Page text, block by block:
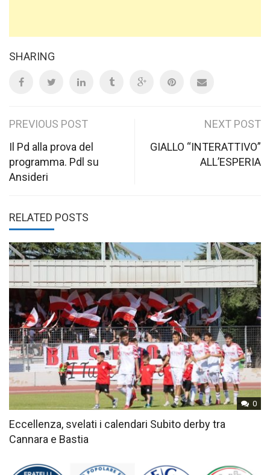
SHARING
Post
navigation
PREVIOUS POST
Il Pd alla prova del
programma. Pdl su
Ansideri
NEXT POST
GIALLO “INTERATTIVO”
ALL’ESPERIA
RELATED POSTS
0
Eccellenza, svelati i calendari Subito derby tra
Cannara e Bastia